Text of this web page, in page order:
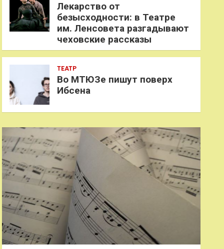
Лекарство от
безысходности: в Театре
им. Ленсовета разгадывают
чеховские рассказы
ТЕАТР
Во МТЮЗе пишут поверх
Ибсена